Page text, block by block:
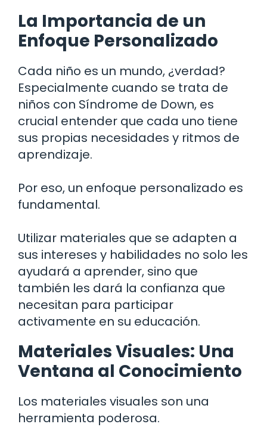
La Importancia de un
Enfoque Personalizado
Cada niño es un mundo, ¿verdad?
Especialmente cuando se trata de
niños con Síndrome de Down, es
crucial entender que cada uno tiene
sus propias necesidades y ritmos de
aprendizaje.
Por eso, un enfoque personalizado es
fundamental.
Utilizar materiales que se adapten a
sus intereses y habilidades no solo les
ayudará a aprender, sino que
también les dará la confianza que
necesitan para participar
activamente en su educación.
Materiales Visuales: Una
Ventana al Conocimiento
Los materiales visuales son una
herramienta poderosa.